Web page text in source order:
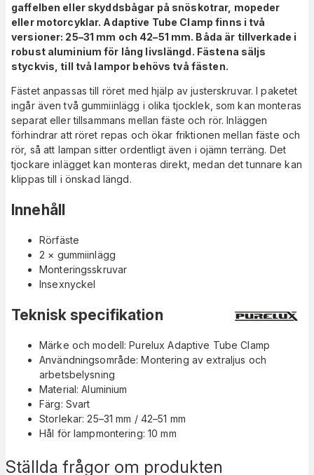
Ställda frågor om produkten
gaffelben eller skyddsbågar på snöskotrar, mopeder
eller motorcyklar. Adaptive Tube Clamp finns i två
versioner: 25–31 mm och 42–51 mm. Båda är tillverkade i
robust aluminium för lång livslängd. Fästena säljs
styckvis, till två lampor behövs två fästen.
Fästet anpassas till röret med hjälp av justerskruvar. I paketet
ingår även två gummiinlägg i olika tjocklek, som kan monteras
separat eller tillsammans mellan fäste och rör. Inläggen
förhindrar att röret repas och ökar friktionen mellan fäste och
rör, så att lampan sitter ordentligt även i ojämn terräng. Det
tjockare inlägget kan monteras direkt, medan det tunnare kan
klippas till i önskad längd.
Innehåll
Rörfäste
2 × gummiinlägg
Monteringsskruvar
Insexnyckel
Teknisk specifikation
Märke och modell: Purelux Adaptive Tube Clamp
Användningsområde: Montering av extraljus och
arbetsbelysning
Material: Aluminium
Färg: Svart
Storlekar: 25–31 mm / 42–51 mm
Hål för lampmontering: 10 mm